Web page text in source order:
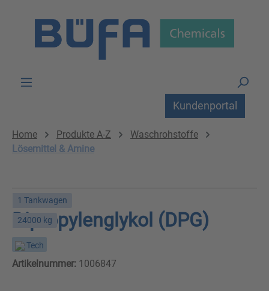
Kundenportal
Home Produkte A-Z
Waschrohstoffe
Lösemittel & Amine
1 Tankwagen
24000 kg
Dipropylenglykol (DPG)
Tech
Artikelnummer: 1006847